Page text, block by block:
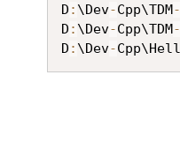
D : \Dev-Cpp\TDM-
D : \Dev-Cpp\TDM-
D : \Dev-